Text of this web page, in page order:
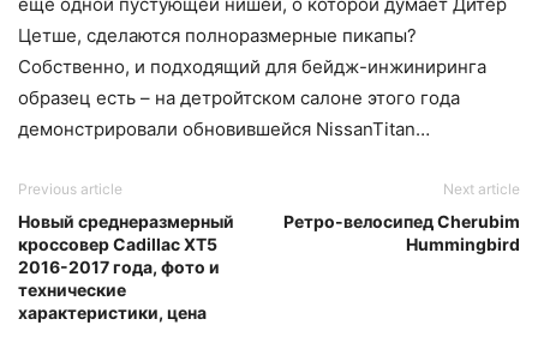
Цетше, сделаются полноразмерные пикапы?
Собственно, и подходящий для бейдж-инжиниринга
образец есть – на детройтском салоне этого года
демонстрировали обновившейся NissanTitan…
Previous article
Новый среднеразмерный
кроссовер Cadillac XT5
2016-2017 года, фото и
технические
характеристики, цена
Next article
Ретро-велосипед Сherubim
Hummingbird